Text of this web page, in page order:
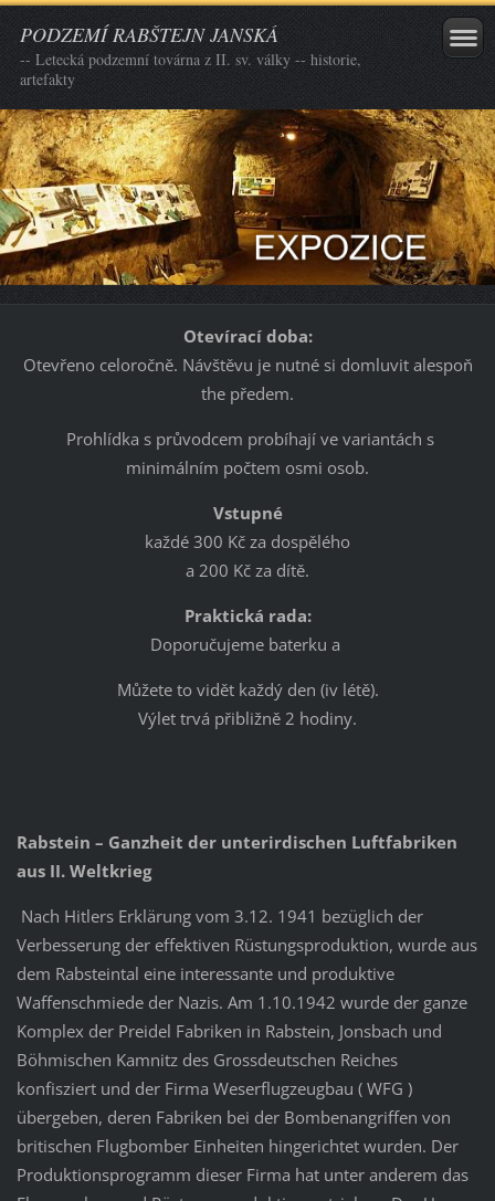
PODZEMÍ RABŠTEJN JANSKÁ
-- Letecká podzemní továrna z II. sv. války -- historie,
artefakty
Otevírací doba:
Otevřeno celoročně. Návštěvu je nutné si domluvit alespoň
the předem.
Prohlídka s průvodcem probíhají ve variantách s
minimálním počtem osmi osob.
Vstupné
každé 300 Kč za dospělého
a 200 Kč za dítě.
Praktická rada:
Doporučujeme baterku a
Můžete to vidět každý den (iv létě).
Výlet trvá přibližně 2 hodiny.
Rabstein – Ganzheit der unterirdischen Luftfabriken
aus II. Weltkrieg
Nach Hitlers Erklärung vom 3.12. 1941 bezüglich der
Verbesserung der effektiven Rüstungsproduktion, wurde aus
dem Rabsteintal eine interessante und produktive
Waffenschmiede der Nazis. Am 1.10.1942 wurde der ganze
Komplex der Preidel Fabriken in Rabstein, Jonsbach und
Böhmischen Kamnitz des Grossdeutschen Reiches
konfisziert und der Firma Weserflugzeugbau ( WFG )
übergeben, deren Fabriken bei der Bombenangriffen von
britischen Flugbomber Einheiten hingerichtet wurden. Der
Produktionsprogramm dieser Firma hat unter anderem das